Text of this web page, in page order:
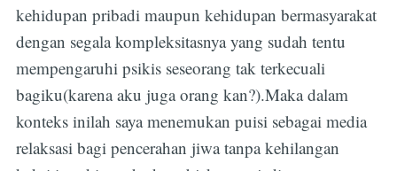
kehidupan pribadi maupun kehidupan bermasyarakat
dengan segala kompleksitasnya yang sudah tentu
mempengaruhi psikis seseorang tak terkecuali
bagiku(karena aku juga orang kan?).Maka dalam
konteks inilah saya menemukan puisi sebagai media
relaksasi bagi pencerahan jiwa tanpa kehilangan